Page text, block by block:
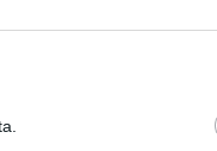
και
ετήσια